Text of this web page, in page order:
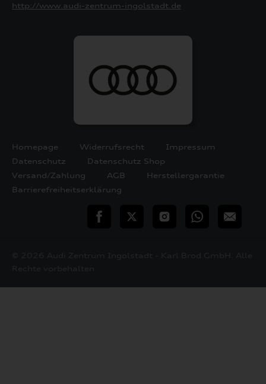
http://www.audi-zentrum-ingolstadt.de
Homepage Widerrufsrecht
Impressum
Datenschutz
Datenschutz Shop
Versand/Zahlung
AGB
Herstellergarantie
Barrierefreiheitserklärung
teilen Twitter InstagramWhatsApp
E-